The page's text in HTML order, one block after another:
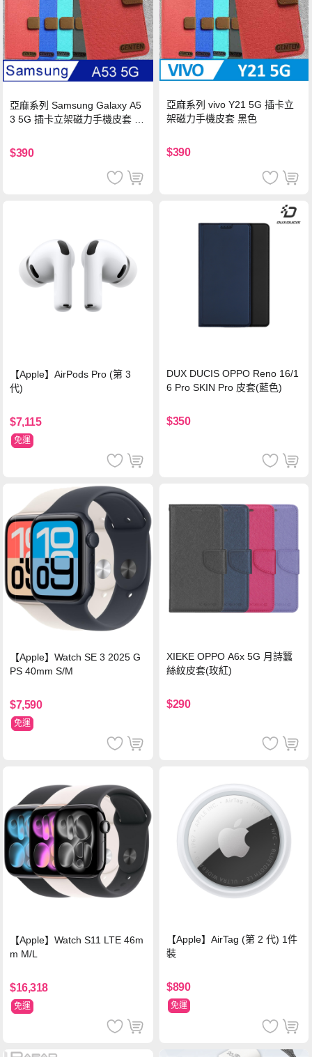
亞麻系列 Samsung Galaxy A5
3 5G 插卡立架磁力手機皮套 藍
$390
亞麻系列 vivo Y21 5G 插卡立
架磁力手機皮套 黑色
$390
【Apple】AirPods Pro (第 3
代)
$7,115
免運
DUX DUCIS OPPO Reno 16/1
6 Pro SKIN Pro 皮套(藍色)
$350
【Apple】Watch SE 3 2025 G
PS 40mm S/M
$7,590
免運
XIEKE OPPO A6x 5G 月詩蠶
絲紋皮套(玫紅)
$290
【Apple】Watch S11 LTE 46m
m M/L
$16,318
免運
【Apple】AirTag (第 2 代) 1件
裝
$890
免運